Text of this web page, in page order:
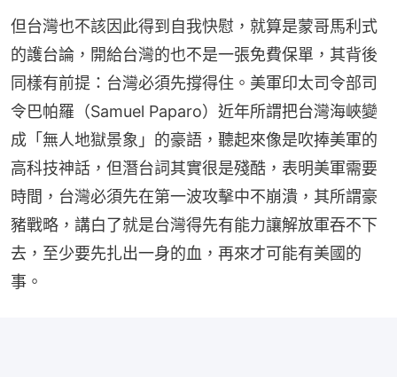
但台灣也不該因此得到自我快慰，就算是蒙哥馬利式
的護台論，開給台灣的也不是一張免費保單，其背後
同樣有前提：台灣必須先撐得住。美軍印太司令部司
令巴帕羅（Samuel Paparo）近年所謂把台灣海峽變
成「無人地獄景象」的豪語，聽起來像是吹捧美軍的
高科技神話，但潛台詞其實很是殘酷，表明美軍需要
時間，台灣必須先在第一波攻擊中不崩潰，其所謂豪
豬戰略，講白了就是台灣得先有能力讓解放軍吞不下
去，至少要先扎出一身的血，再來才可能有美國的
事。